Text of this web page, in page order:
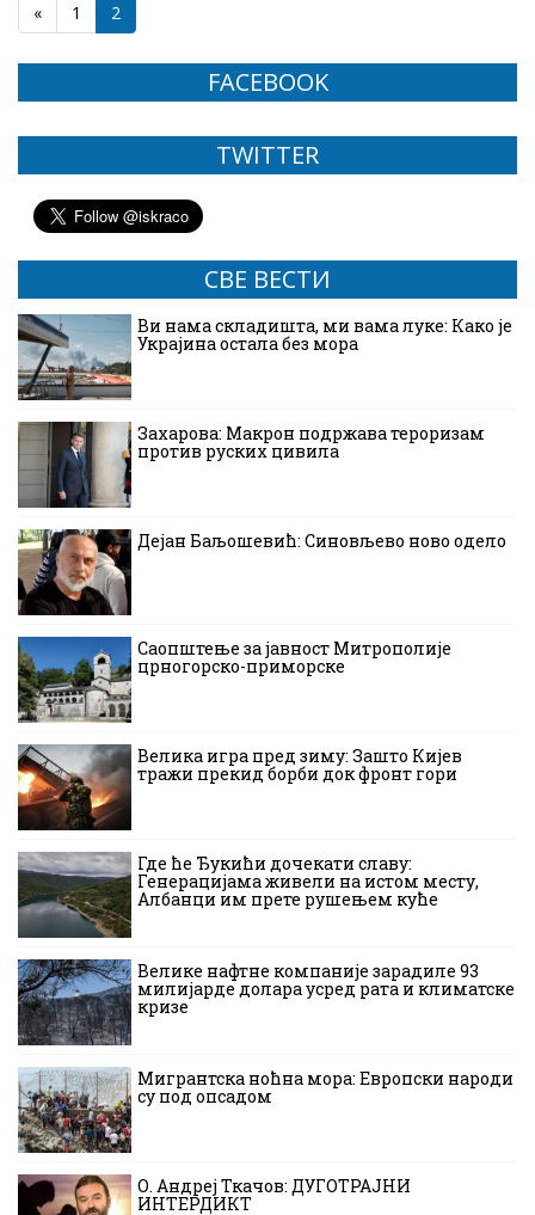
« 1 2
FACEBOOK
TWITTER
СВЕ ВЕСТИ
Ви нама складишта, ми вама луке: Како је
Украјина остала без мора
Захарова: Макрон подржава тероризам
против руских цивила
Дејан Баљошевић: Синовљево ново одело
Саопштење за јавност Митрополије
црногорско-приморске
Велика игра пред зиму: Зашто Кијев
тражи прекид борби док фронт гори
Где ће Ђукићи дочекати славу:
Генерацијама живели на истом месту,
Албанци им прете рушењем куће
Велике нафтне компаније зарадиле 93
милијарде долара усред рата и климатске
кризе
Мигрантска ноћна мора: Европски народи
су под опсадом
О. Андреј Ткачов: ДУГОТРАЈНИ
ИНТЕРДИКТ